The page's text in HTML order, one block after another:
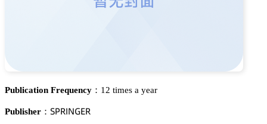
Publication Frequency： 12 times a year
Publisher： 偌鵝葤喊沟佥乊葤